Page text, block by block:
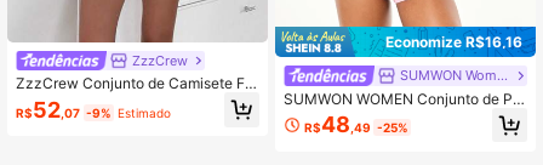
ZzzCrew
ZzzCrew Conjunto de Camisete Fe
minino Estampa Xadrez de Coração
em Toda a Peça Pijama Casual Sex
R$52 ,07 -9% Estimado
Economize R$16,16
SUMWON Women
SUMWON WOMEN Conjunto de Pij
ama Coordenado com Top Camiset
a e Microsshorte com Detalhe de A
R$48 ,49 -25%